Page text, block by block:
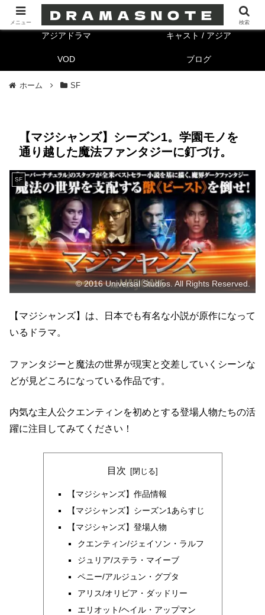
海外ドラマ キャスト/海外
アジアドラマ キャスト / アジア
VOD ブログ
ホーム SF
【マジシャンズ】シーズン1。学園モノを
通り越した魔法ファンタジーに釘づけ。
SF
© 2016 Universal Studios. All Rights Reserved.
【マジシャンズ】は、日本でも有名な小説が原作になって
いるドラマ。
ファンタジーと魔法の世界が現実と交差していくシーンな
どが見どころになっている作品です。
内気な主人公クエンティンを初めとする登場人物たちの活
躍に注目してみてください！
目次
【マジシャンズ】作品情報
【マジシャンズ】シーズン1あらすじ
【マジシャンズ】登場人物
クエンティン/ジェイソン・ラルフ
ジュリア/ステラ・マイーブ
ペニー/アルジュン・グプタ
アリス/オリビア・ダッドリー
エリオット/ヘイル・アップマン
メニュー 検索